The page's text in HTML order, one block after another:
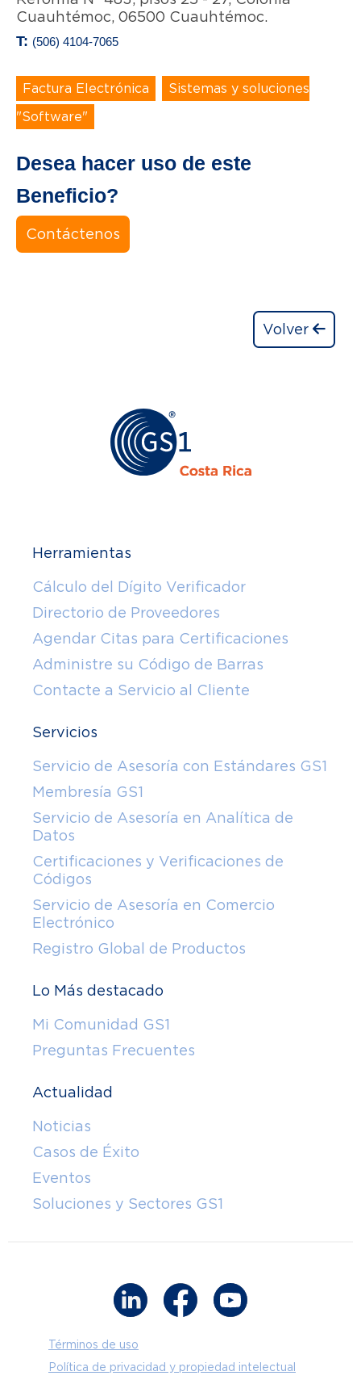
Cuauhtémoc, 06500 Cuauhtémoc.
T: (506) 4104-7065
Factura Electrónica
Sistemas y soluciones
"Software"
Desea hacer uso de este
Beneficio?
Contáctenos
Volver
Herramientas
Cálculo del Dígito Verificador
Directorio de Proveedores
Agendar Citas para Certificaciones
Administre su Código de Barras
Contacte a Servicio al Cliente
Servicios
Servicio de Asesoría con Estándares GS1
Membresía GS1
Servicio de Asesoría en Analítica de
Datos
Certificaciones y Verificaciones de
Códigos
Servicio de Asesoría en Comercio
Electrónico
Registro Global de Productos
Lo Más destacado
Mi Comunidad GS1
Preguntas Frecuentes
Actualidad
Noticias
Casos de Éxito
Eventos
Soluciones y Sectores GS1
Términos de uso
Política de privacidad y propiedad intelectual